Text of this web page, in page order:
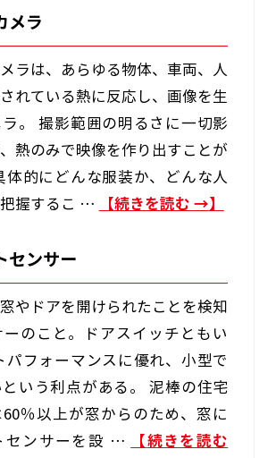
メラ
ラは、あらゆる物体、車両、人
れている熱に反応し、画像を生
。 撮影範囲の明るさに一切影
熱のみで映像を作り出すことが
体的にどんな服装か、どんな人
握するこ …
続きを読む →
センサー
やドアを開けられたことを検知
のこと。ドアスイッチともい
パフォーマンスに優れ、小型で
という利点がある。 泥棒の住宅
％以上が窓からのため、窓に
センサーを設 …
続きを読む